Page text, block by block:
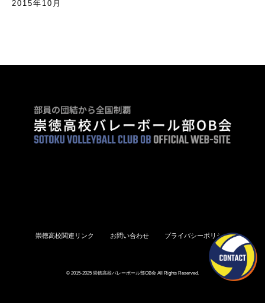
2015年10月
崇徳高校関連リンク お問い合わせ プライバシーポリシー
© 2015-2025 崇徳高校バレーボール部OB会 All Rights Reserved.